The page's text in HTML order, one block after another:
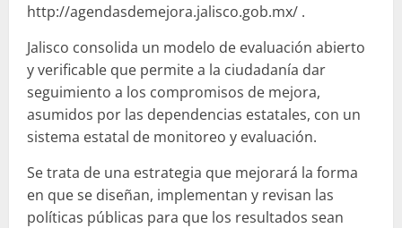
http://agendasdemejora.jalisco.gob.mx/ .
Jalisco consolida un modelo de evaluación abierto
y verificable que permite a la ciudadanía dar
seguimiento a los compromisos de mejora,
asumidos por las dependencias estatales, con un
sistema estatal de monitoreo y evaluación.
Se trata de una estrategia que mejorará la forma
en que se diseñan, implementan y revisan las
políticas públicas para que los resultados sean